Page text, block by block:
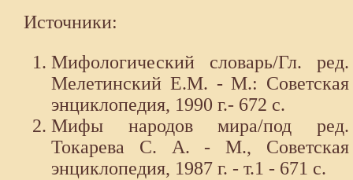
Источники:
Мифологический словарь/Гл. ред.
Мелетинский Е.М. - М.: Советская
энциклопедия, 1990 г.- 672 с.
Мифы народов мира/под ред.
Токарева С. А. - М., Советская
энциклопедия, 1987 г. - т.1 - 671 с.